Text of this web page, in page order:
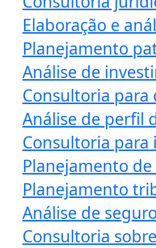
Elaboração e
Planejamento
Análise de
Consultoria para
Análise de perfil
Consultoria
Planejamento
Planejamento
Análise de
Consultoria